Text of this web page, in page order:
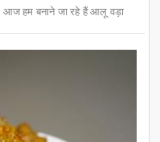
आज हम बनाने जा रहे हैं आलू वड़ा